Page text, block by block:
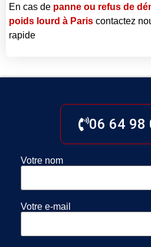
En cas de panne ou refus de
poids lourd à Paris contactez
rapide
06 64 98
Votre nom
Votre e-mail